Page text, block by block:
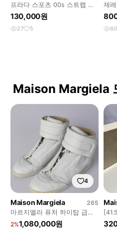
프라다 스포츠 00s 스트랩 웨
지힐
130,000원
27 5
제
1.0
60
Maison Margiela
4
Maison Margiela
265
마르지엘라 퓨처 하이탑 급처
(할인)
2%1,080,000원
카